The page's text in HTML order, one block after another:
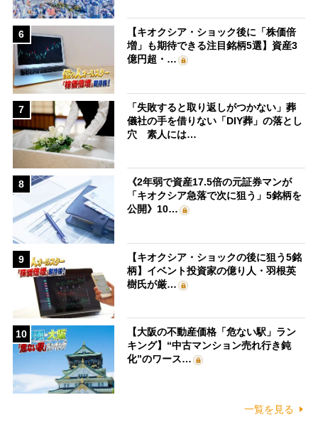
6
【キオクシア・ショック後に「株価倍
増」も期待できる注目銘柄5選】資産3
億円超・…
7
「失敗すると取り返しがつかない」葬
儀社の手を借りない「DIY葬」の落とし
穴 素人には…
8
《2年弱で資産17.5倍の元証券マンが
「キオクシア急落で次に狙う」5銘柄を
公開》10…
9
【キオクシア・ショックの後に狙う5銘
柄】イベント投資家の億り人・羽根英
樹氏が厳…
10
【大阪の不動産価格「危ない駅」ラン
キング】“中古マンション売れ行き鈍
化”のワース…
一覧を見る